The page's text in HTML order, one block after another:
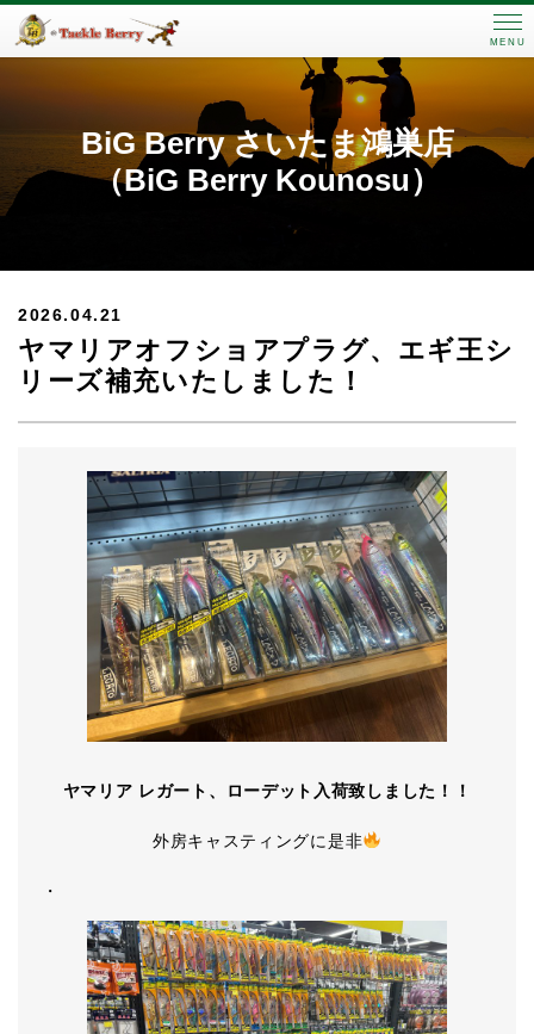
MENU
BiG Berry さいたま鴻巣店
（BiG Berry Kounosu）
2026.04.21
ヤマリアオフショアプラグ、エギ王シ
リーズ補充いたしました！
ヤマリア レガート、ローデット入荷致しました！！
外房キャスティングに是非
・